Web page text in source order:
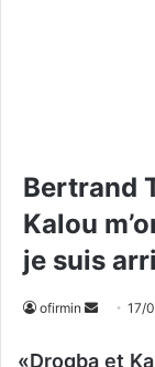
Bertrand
Kalou
je suis
ofirmin
v
17/
«Drogba et